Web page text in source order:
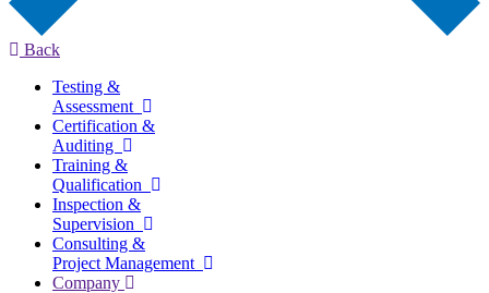
Back
Testing &
Assessment
Certification &
Auditing
Training &
Qualification
Inspection &
Supervision
Consulting &
Project Management
Company